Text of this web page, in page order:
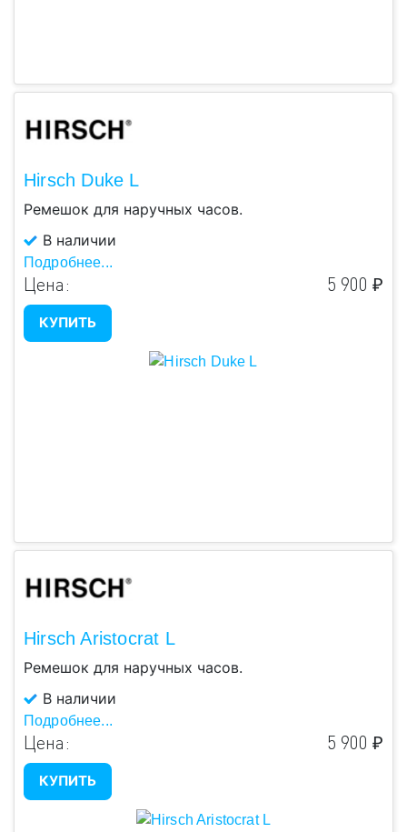
Hirsch Duke L
Ремешок для наручных часов.
В наличии
Подробнее...
Цена: 5 900 ₽
КУПИТЬ
Hirsch Aristocrat L
Ремешок для наручных часов.
В наличии
Подробнее...
Цена: 5 900 ₽
КУПИТЬ